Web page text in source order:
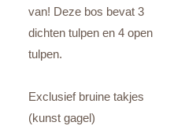
van! Deze bos bevat 3
dichten tulpen en 4 open
tulpen.
Exclusief bruine takjes
(kunst gagel)